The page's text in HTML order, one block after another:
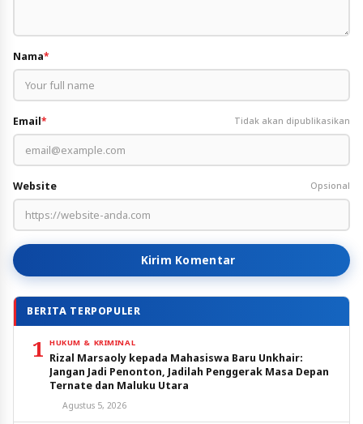
Nama*
Email* Tidak akan dipublikasikan
Website Opsional
Kirim Komentar
BERITA TERPOPULER
1 HUKUM & KRIMINAL
Rizal Marsaoly kepada Mahasiswa Baru Unkhair:
Jangan Jadi Penonton, Jadilah Penggerak Masa Depan
Ternate dan Maluku Utara
Agustus 5, 2026